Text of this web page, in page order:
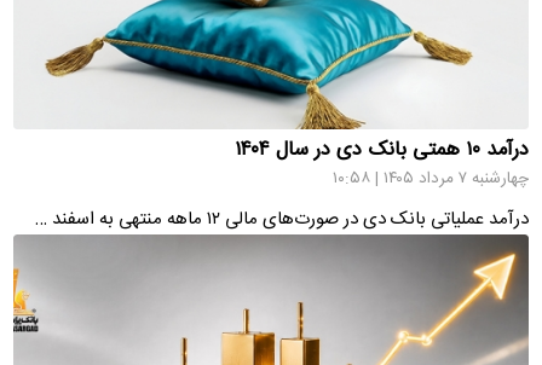
درآمد ۱۰ همتی بانک دی در سال ۱۴۰۴
چهارشنبه ۷ مرداد ۱۴۰۵ | ۱۰:۵۸
درآمد عملیاتی بانک دی در صورت‌های مالی ۱۲ ماهه منتهی به اسفند …